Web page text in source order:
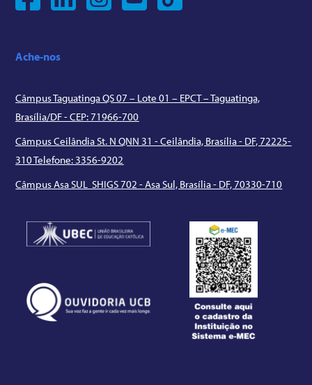
Ache-nos
Câmpus Taguatinga QS 07 – Lote 01 – EPCT – Taguatinga,
Brasília/DF - CEP: 71966-700
Câmpus Ceilândia St. N QNN 31 - Ceilândia, Brasília - DF, 72225-
310 Telefone: 3356-9202
Câmpus Asa SUL SHIGS 702 - Asa Sul, Brasília - DF, 70330-710